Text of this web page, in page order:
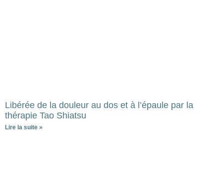
Libérée de la douleur au dos et à l’épaule par la
thérapie Tao Shiatsu
Lire la suite »